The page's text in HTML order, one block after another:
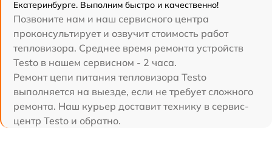
Екатеринбурге. Выполним быстро и качественно!
Позвоните нам и наш сервисного центра
проконсультирует и озвучит стоимость работ
тепловизора. Среднее время ремонта устройств
Testo в нашем сервисном - 2 часа.
Ремонт цепи питания тепловизора Testo
выполняется на выезде, если не требует сложного
ремонта. Наш курьер доставит технику в сервис-
центр Testo и обратно.